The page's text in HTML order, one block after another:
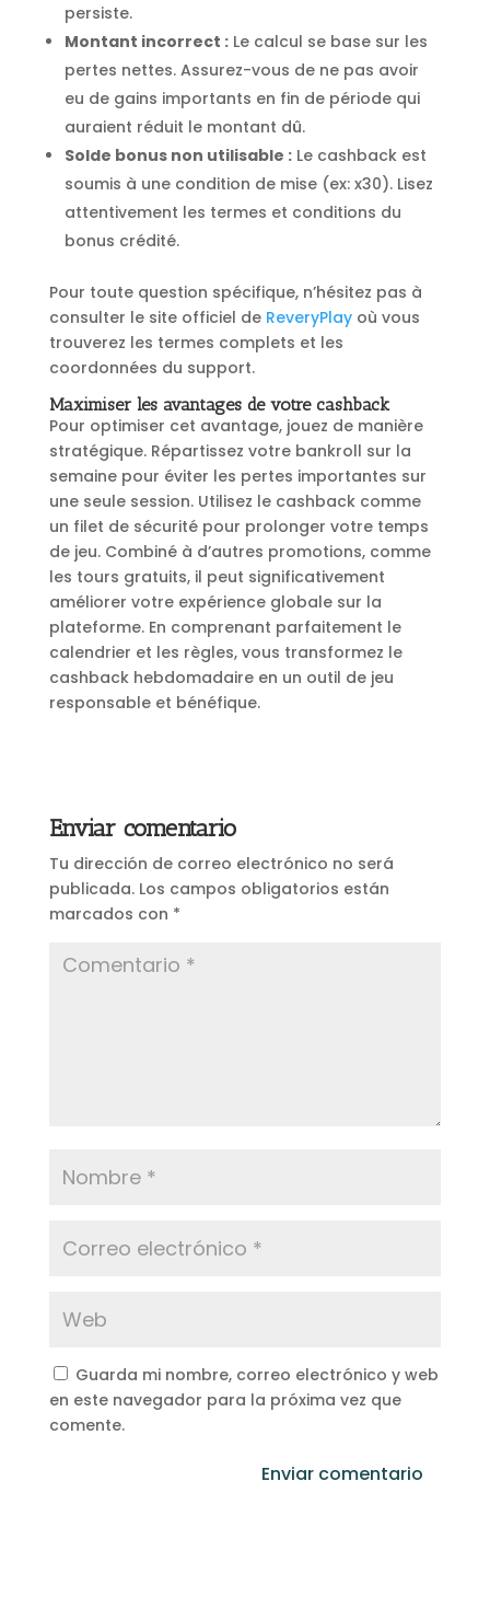
persiste.
Montant incorrect :Le calcul se base sur les
pertes nettes. Assurez-vous de ne pas avoir
eu de gains importants en fin de période qui
auraient réduit le montant dû.
Solde bonus non utilisable :Le cashback est
soumis à une condition de mise (ex: x30). Lisez
attentivement les termes et conditions du
bonus crédité.
Pour toute question spécifique, n’hésitez pas à
consulter le site officiel de ReveryPlayoù vous
trouverez les termes complets et les
coordonnées du support.
Maximiser les avantages de votre cashback
Pour optimiser cet avantage, jouez de manière
stratégique. Répartissez votre bankroll sur la
semaine pour éviter les pertes importantes sur
une seule session. Utilisez le cashback comme
un filet de sécurité pour prolonger votre temps
de jeu. Combiné à d’autres promotions, comme
les tours gratuits, il peut significativement
améliorer votre expérience globale sur la
plateforme. En comprenant parfaitement le
calendrier et les règles, vous transformez le
cashback hebdomadaire en un outil de jeu
responsable et bénéfique.
Enviar comentario
Tu dirección de correo electrónico no será
publicada. Los campos obligatorios están
marcados con *
Guarda mi nombre, correo electrónico y web
en este navegador para la próxima vez que
comente.